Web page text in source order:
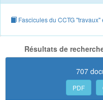
Fascicules du CCTG
Résultats de
707
PDF